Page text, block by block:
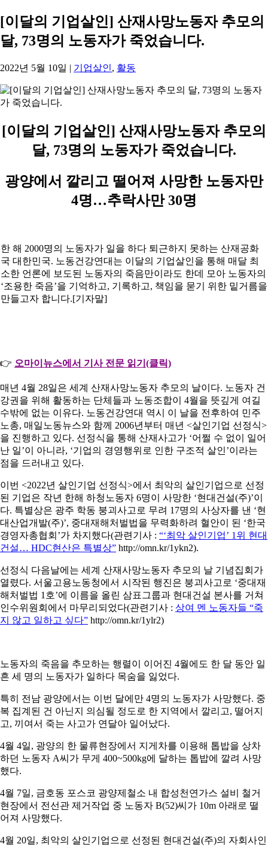
[이달의 기업살인] 산재사망노동자 추모의
달, 73명의 노동자가 죽었습니다.
2022년 5월 10일 | 기업살인, 활동
[이달의 기업살인] 산재사망노동자 추모의
달, 73명의 노동자가 죽었습니다.
광양에서 깔리고 떨어져 사망한 노동자만
4명…추락사만 30명
한 해 2000명의 노동자가 일을 하다 퇴근하지 못하는 산재공화
국 대한민국. 노동건강연대는 이달의 기업살인을 통해 매달 최
소한 언론에 보도된 노동자의 죽음만이라도 한데 모아 노동자의
‘조용한 죽음’을 기억하고, 기록하고, 책임을 묻기 위한 밑거름을
만들고자 합니다.[기자말]
👉 오마이뉴스에서 기사 전문 읽기(클릭)
매년 4월 28일은 세계 산재사망노동자 추모의 날이다. 노동자 건
강권을 위해 활동하는 단체들과 노동조합이 4월을 뜻깊게 여길
수밖에 없는 이유다. 노동건강연대 역시 이 날을 전후하여 민주
노총, 매일노동뉴스와 함께 2006년부터 매년 <살인기업 선정식>
을 진행하고 있다. 선정식을 통해 산재사고가 ‘어쩔 수 없이 일어
난 일’이 아니라, ‘기업의 경영행위로 인한 구조적 살인’이라는
점을 드러내고 있다.
이번 <2022년 살인기업 선정식>에서 최악의 살인기업으로 선정
된 기업은 작년 한해 하청노동자 6명이 사망한 ‘현대건설(주)’이
다. 특별상은 광주 학동 붕괴사고로 무려 17명의 사상자를 낸 ‘현
대산업개발(주)’, 중대재해처벌법을 무력화하려 혈안이 된 ‘한국
경영자총협회’가 차지했다(관련기사 : “‘최악 살인기업’ 1위 현대
건설… HDC현산은 특별상” http://omn.kr/1ykn2).
선정식 다음날에는 세계 산재사망노동자 추모의 날 기념집회가
열렸다. 서울고용노동청에서 시작된 행진은 붕괴사고로 ‘중대재
해처벌법 1호’에 이름을 올린 삼표그룹과 현대건설 본사를 거쳐
인수위원회에서 마무리되었다(관련기사 : 상여 멘 노동자들 “죽
지 않고 일하고 싶다” http://omn.kr/1ylr2)
노동자의 죽음을 추모하는 행렬이 이어진 4월에도 한 달 동안 일
흔 세 명의 노동자가 일하다 목숨을 잃었다.
특히 전남 광양에서는 이번 달에만 4명의 노동자가 사망했다. 중
복 집계된 건 아닌지 의심될 정도로 한 지역에서 깔리고, 떨어지
고, 끼여서 죽는 사고가 연달아 일어났다.
4월 4일, 광양의 한 물류현장에서 지게차를 이용해 톱밥을 상차
하던 노동자 A씨가 무게 400~500kg에 달하는 톱밥에 깔려 사망
했다.
4월 7일, 금호동 포스코 광양제철소 내 합성천연가스 설비 철거
현장에서 전선관 제거작업 중 노동자 B(52)씨가 10m 아래로 떨
어져 사망했다.
4월 20일, 최악의 살인기업으로 선정된 현대건설(주)의 자회사인